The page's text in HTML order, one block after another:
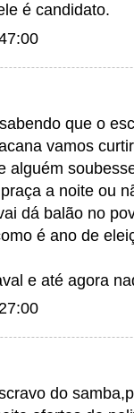
é candidato.
que o
vamos
alguém
a noite ou
dá balão no
é ano de
e até agora
do